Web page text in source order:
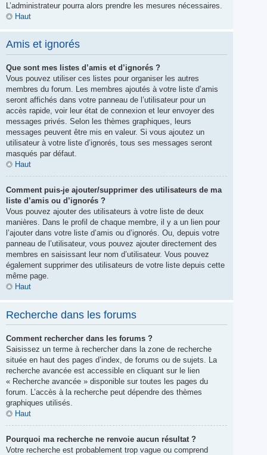
L’administrateur pourra alors prendre les mesures nécessaires.
Haut
Amis et ignorés
Que sont mes listes d’amis et d’ignorés ?
Vous pouvez utiliser ces listes pour organiser les autres
membres du forum. Les membres ajoutés à votre liste d’amis
seront affichés dans votre panneau de l’utilisateur pour un
accès rapide, voir leur état de connexion et leur envoyer des
messages privés. Selon les thèmes graphiques, leurs
messages peuvent être mis en valeur. Si vous ajoutez un
utilisateur à votre liste d’ignorés, tous ses messages seront
masqués par défaut.
Haut
Comment puis-je ajouter/supprimer des utilisateurs de ma
liste d’amis ou d’ignorés ?
Vous pouvez ajouter des utilisateurs à votre liste de deux
manières. Dans le profil de chaque membre, il y a un lien pour
l’ajouter dans votre liste d’amis ou d’ignorés. Ou, depuis votre
panneau de l’utilisateur, vous pouvez ajouter directement des
membres en saisissant leur nom d’utilisateur. Vous pouvez
également supprimer des utilisateurs de votre liste depuis cette
même page.
Haut
Recherche dans les forums
Comment rechercher dans les forums ?
Saisissez un terme à rechercher dans la zone de recherche
située en haut des pages d’index, de forums ou de sujets. La
recherche avancée est accessible en cliquant sur le lien
« Recherche avancée » disponible sur toutes les pages du
forum. L’accès à la recherche peut dépendre des thèmes
graphiques utilisés.
Haut
Pourquoi ma recherche ne renvoie aucun résultat ?
Votre recherche est probablement trop vague ou comprend